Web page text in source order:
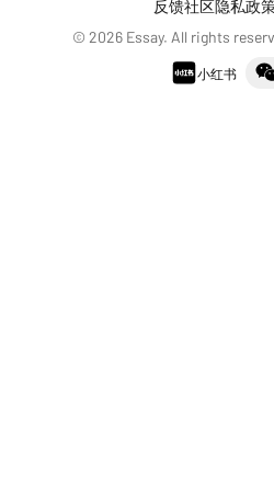
反馈社区隐私政
© 2026 Essay. All rights
小红书